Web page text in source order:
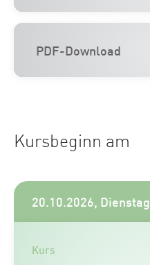
PDF-Download
Kursbeginn am
20.10.2026, Dienstag
Kurs